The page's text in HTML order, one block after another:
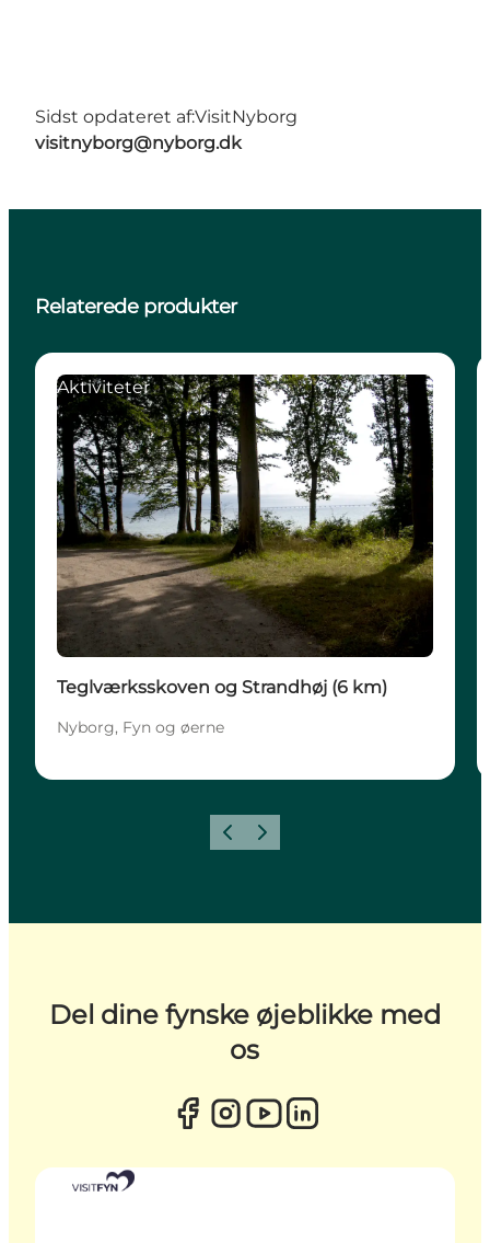
Sidst opdateret af:VisitNyborg
visitnyborg@nyborg.dk
Relaterede produkter
Aktiviteter
Teglværksskoven og Strandhøj (6 km)
Nyborg, Fyn og øerne
ForrigeNæste
Del dine fynske øjeblikke med
os